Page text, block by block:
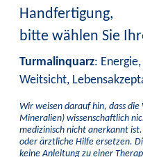
Handfertigung,
bitte wählen Sie
Turmalinquarz:
Weitsicht,
Wir weisen darauf hin, dass
Mineralien) wissenschaftlich
medizinisch nicht anerkannt
oder ärztliche Hilfe ersetzen.
keine Anleitung zu einer